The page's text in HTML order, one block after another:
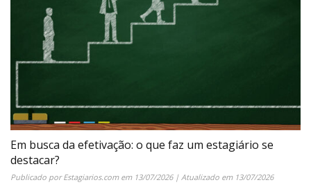
Em busca da efetivação: o que faz um estagiário se
destacar?
Publicado porEstagiarios.comem 13/07/2026| Atualizado em 13/07/2026